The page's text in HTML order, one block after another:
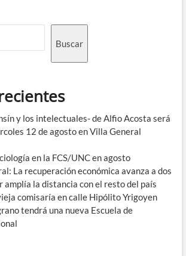
Buscar
y los intelectuales- de Alfio Acosta será
12 de agosto en Villa General
en la FCS/UNC en agosto
La recuperación económica avanza a dos
amplía la distancia con el resto del país
comisaría en calle Hipólito Yrigoyen
tendrá una nueva Escuela de